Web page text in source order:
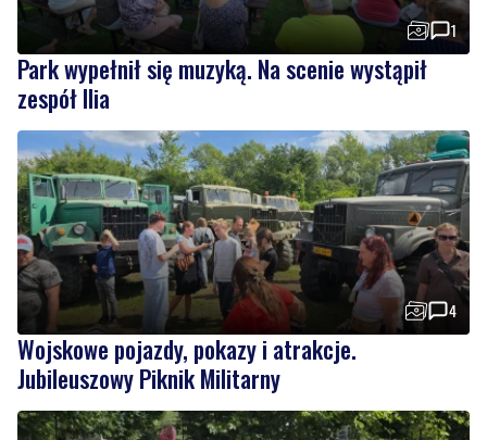
zespół Ilia
4
Wojskowe pojazdy, pokazy i atrakcje.
Jubileuszowy Piknik Militarny